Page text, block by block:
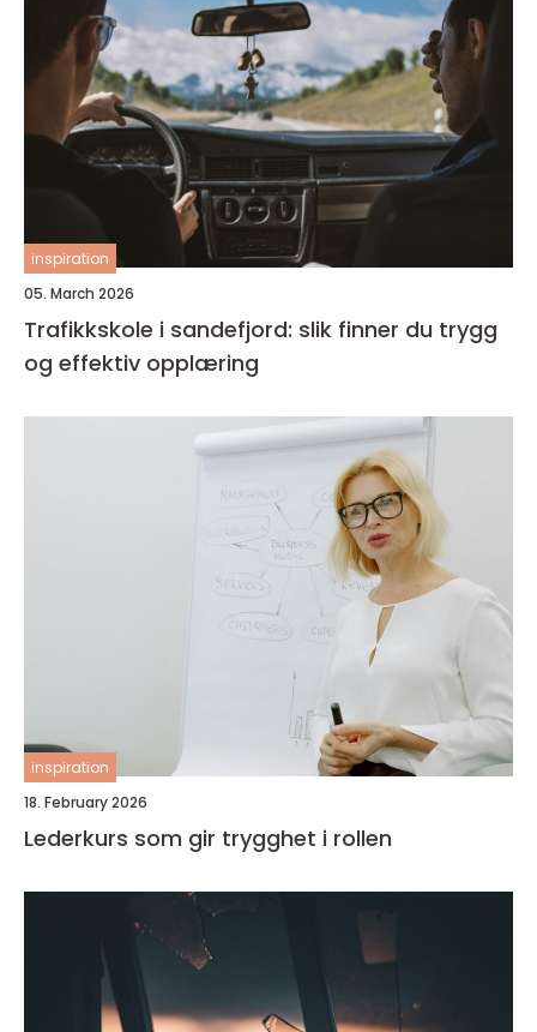
inspiration
05. March 2026
Trafikkskole i sandefjord: slik finner du trygg
og effektiv opplæring
inspiration
18. February 2026
Lederkurs som gir trygghet i rollen